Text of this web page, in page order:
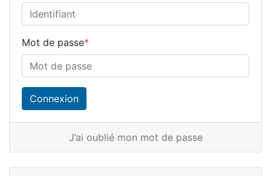
Mot de passe*
J’ai oublié mon mot de passe